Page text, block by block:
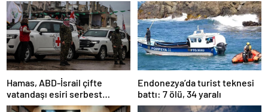
Hamas, ABD-İsrail çifte
vatandaşı esiri serbest
bırakacağını duyurdu
Endonezya’da turist teknesi
battı: 7 ölü, 34 yaralı